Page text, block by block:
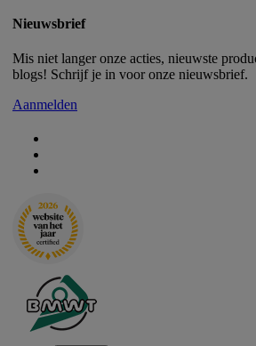
Nieuwsbrief
Mis niet langer onze acties, nieuwste
blogs! Schrijf je in voor onze nieuwsbrief.
Aanmelden